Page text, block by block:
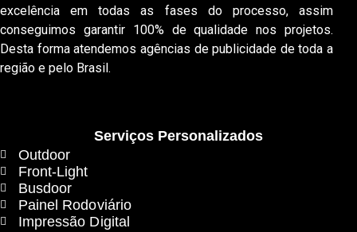
excelência em todas as fases do processo, assim
conseguimos garantir 100% de qualidade nos projetos.
Desta forma atendemos agências de publicidade de toda a
região e pelo Brasil.
Serviços Personalizados
Outdoor
Front-Light
Busdoor
Painel Rodoviário
Impressão Digital